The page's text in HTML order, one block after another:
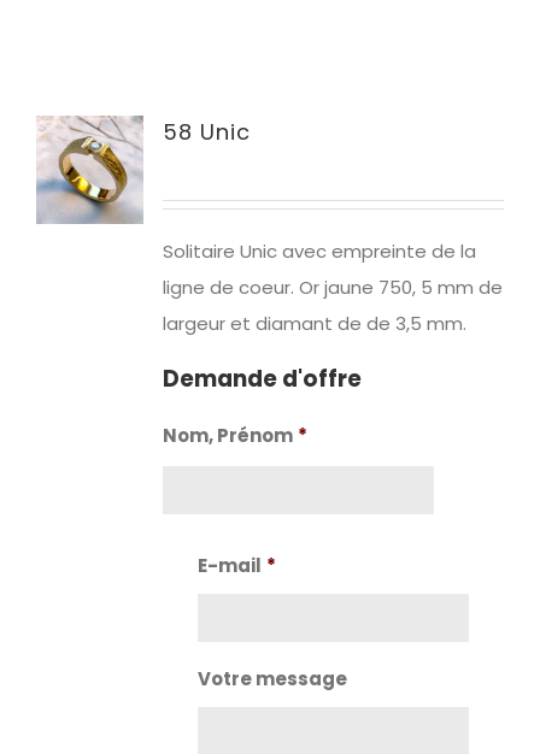
58 Unic
Solitaire Unic avec empreinte de la
ligne de coeur. Or jaune 750, 5 mm de
largeur et diamant de de 3,5 mm.
Demande d'offre
Nom, Prénom *
E-mail *
Votre message